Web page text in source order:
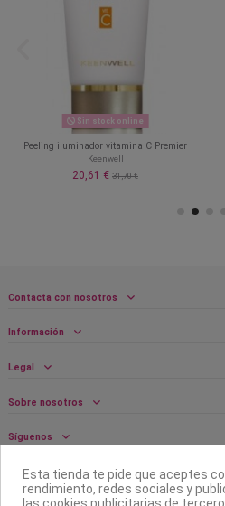
Sin stock online
Peeling iluminador vitamina C Premier
Keenwell
20,61 € 31,70 €
Contacta con nosotros
Información
Legal
Sobre nosotros
Síguenos
Boletín
Esta tienda te pide que aceptes
rendimiento, redes sociales y